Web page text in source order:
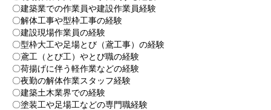
〇建築業での作業員や建設作業員経験
〇解体工事や型枠工事の経験
〇建設現場作業員の経験
〇型枠大工や足場とび（鳶工事）の経験
〇鳶工（とび工）やとび職の経験
〇荷揚げに伴う軽作業などの経験
〇夜勤の解体作業スタッフ経験
〇建築土木業界での経験
〇塗装工や足場工などの専門職経験